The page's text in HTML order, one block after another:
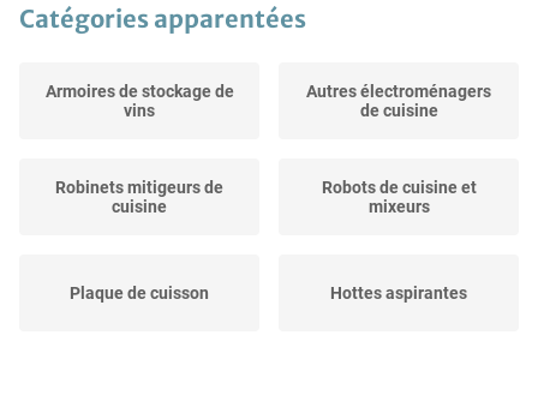
Catégories apparentées
Armoires de stockage de
vins
Autres électroménagers
de cuisine
Robinets mitigeurs de
cuisine
Robots de cuisine et
mixeurs
Plaque de cuisson Hottes aspirantes